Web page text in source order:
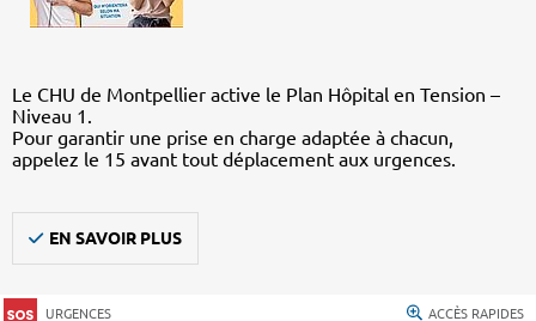
Le CHU de Montpellier active le Plan Hôpital en Tension –
Niveau 1.
Pour garantir une prise en charge adaptée à chacun,
appelez le 15 avant tout déplacement aux urgences.
EN SAVOIR PLUS
URGENCES ACCÈS RAPIDES